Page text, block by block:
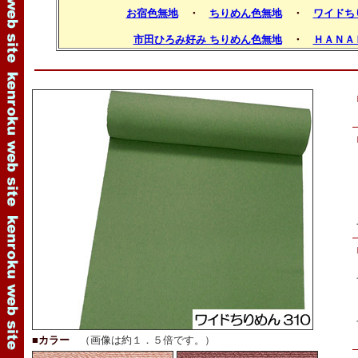
お宿色無地・ ちりめん色無地・ ワイドち
市田ひろみ好み ちりめん色無地・ ＨＡＮ
■カラー （画像は約１．５倍です。）